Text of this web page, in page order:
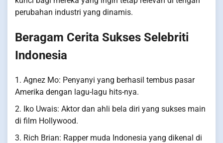
perubahan industri yang dinamis.
Beragam Cerita Sukses Selebriti
Indonesia
1. Agnez Mo: Penyanyi yang berhasil tembus pasar
Amerika dengan lagu-lagu hits-nya.
2. Iko Uwais: Aktor dan ahli bela diri yang sukses main
di film Hollywood.
3. Rich Brian: Rapper muda Indonesia yang dikenal di